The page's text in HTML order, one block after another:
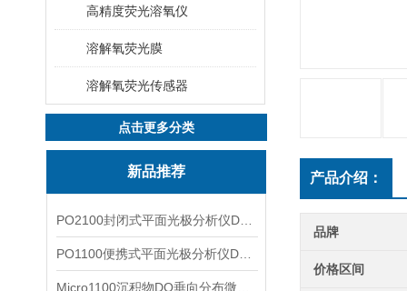
高精度荧光溶氧仪
溶解氧荧光膜
溶解氧荧光传感器
点击更多分类
新品推荐 产品介绍：
品牌
价格区间